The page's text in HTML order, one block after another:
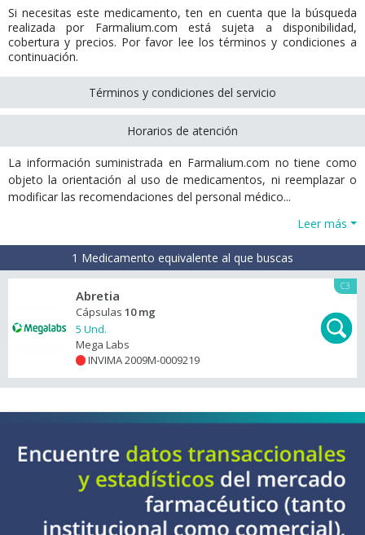
Si necesitas este medicamento, ten en cuenta que la búsqueda
realizada por Farmalium.com está sujeta a disponibilidad,
cobertura y precios. Por favor lee los términos y condiciones a
continuación.
Términos y condiciones del servicio
Horarios de atención
La información suministrada en Farmalium.com no tiene como
objeto la orientación al uso de medicamentos, ni reemplazar o
modificar las recomendaciones del personal médico...
Leer más
1 Medicamento equivalente al que buscas
C3
Abretia
Cápsulas 10 mg
5 Und.
Mega Labs
INVIMA 2009M-0009219